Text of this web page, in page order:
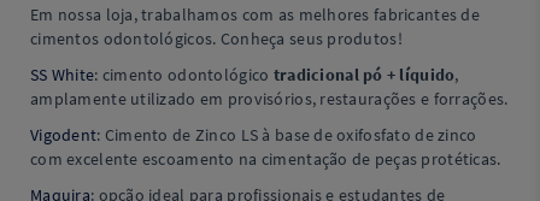
Em nossa loja, trabalhamos com as melhores fabricantes de
cimentos odontológicos. Conheça seus produtos!
SS White: cimento odontológico tradicional pó + líquido,
amplamente utilizado em provisórios, restaurações e forrações.
Vigodent: Cimento de Zinco LS à base de oxifosfato de zinco
com excelente escoamento na cimentação de peças protéticas.
Maquira: opção ideal para profissionais e estudantes de